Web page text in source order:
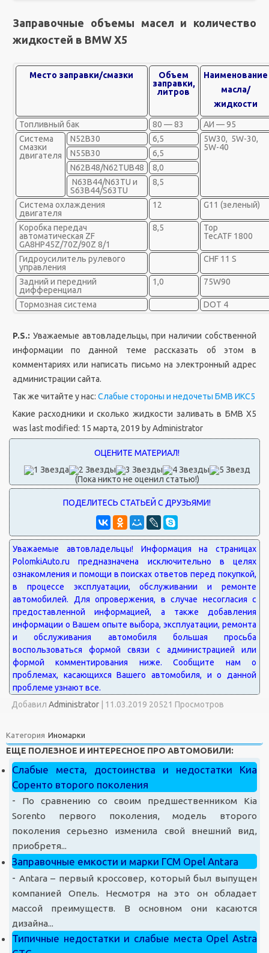
Заправочные объемы масел и количество
жидкостей в BMW X5
Место заправки/смазки
Объем
заправки,
литров
Наименование
масла/
жидкости
Топливный бак 80 — 83
АИ — 95
Система
смазки
двигателя
N52B30 6,5
5W30, 5W-30,
5W-40
N55B30
6,5
N62B48/N62TUB48
8,0
N63B44/N63TU и
S63B44/S63TU
8,5
Система охлаждения
двигателя
12 G11 (зеленый)
Коробка передач
автоматическая ZF
GA8HP45Z/70Z/90Z 8/1
8,5
Top
TecATF 1800
Гидроусилитель рулевого
управления
CHF 11 S
Задний и передний
дифференциал
1,0 75W90
Тормозная система DOT 4
P.S.: Уважаемые автовладельцы, при наличии собственной
информации по данной теме рассказать об этом в
комментариях или написать письмо на электронный адрес
администрации сайта.
Так же читайте у нас: Слабые стороны и недочеты БМВ ИКС5
Какие расходники и сколько жидкости заливать в БМВ Х5
was last modified: 15 марта, 2019 byAdministrator
(Пока никто не оценил статью!)
Добавил Administrator 11.03.2019 20521 Просмотров
Категория Иномарки
ЕЩЕ ПОЛЕЗНОЕ И ИНТЕРЕСНОЕ ПРО АВТОМОБИЛИ:
Слабые места, достоинства и недостатки Киа
Соренто второго поколения
-
По сравнению со своим предшественником Kia
Sorento первого поколения, модель второго
поколения серьезно изменила свой внешний вид,
приобретя...
Заправочные емкости и марки ГСМ Opel Antara
- Antara – первый кроссовер, который был выпущен
компанией Опель. Несмотря на это он обладает
массой преимуществ. В основном они касаются
дизайна...
Типичные недостатки и слабые места Opel Astra